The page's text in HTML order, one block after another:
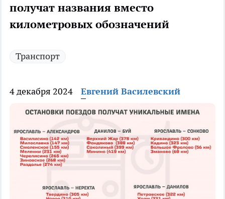
получат названия вместо
километровых обозначений
Транспорт
4 декабря 2024 Евгений Василевский